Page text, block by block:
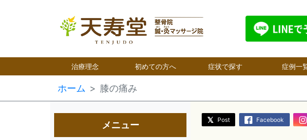
治療理念 初めての方へ 症状で探す 症例一
ホーム 膝の痛み
Post Facebook
メニュー